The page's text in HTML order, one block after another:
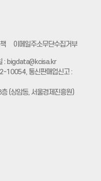
이메일주소무단수집거부
: bigdata@kcisa.kr
10054, 통신판매업신고 :
(상암동, 서울경제진흥원)